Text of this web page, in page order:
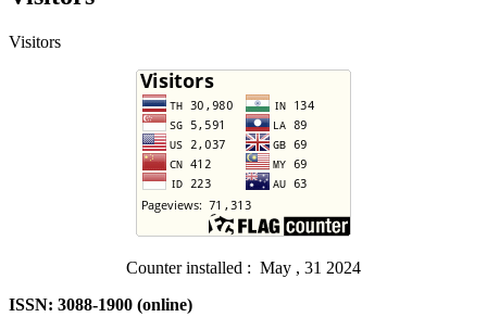
Visitors
Counter installed : May , 31 2024
ISSN: 3088-1900 (online)